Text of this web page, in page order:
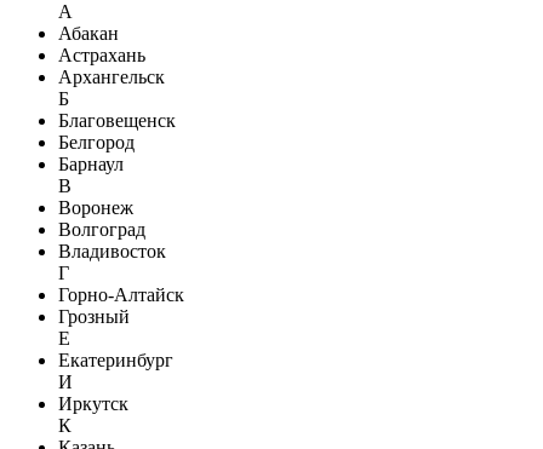
А
Абакан
Астрахань
Архангельск
Б
Благовещенск
Белгород
Барнаул
В
Воронеж
Волгоград
Владивосток
Г
Горно-Алтайск
Грозный
Е
Екатеринбург
И
Иркутск
К